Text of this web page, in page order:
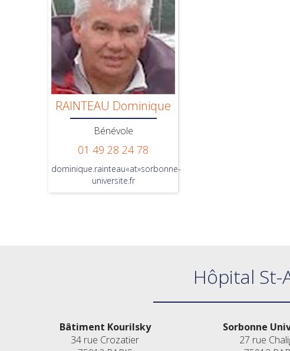
RAINTEAU Dominique
Bénévole
01 49 28 24 78
dominique.rainteau«at»sorbonne-
universite.fr
Hôpital St-
Bâtiment Kourilsky
34 rue Crozatier
Sorbonne
27 rue